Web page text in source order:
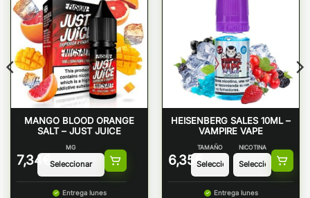
MANGO BLOOD ORANGE
SALT – JUST JUICE
7,34 €
MG
Entrega lunes
HEISENBERG SALES 10ML –
VAMPIRE VAPE
6,35 €
TAMAÑO NICOTINA
Entrega lunes